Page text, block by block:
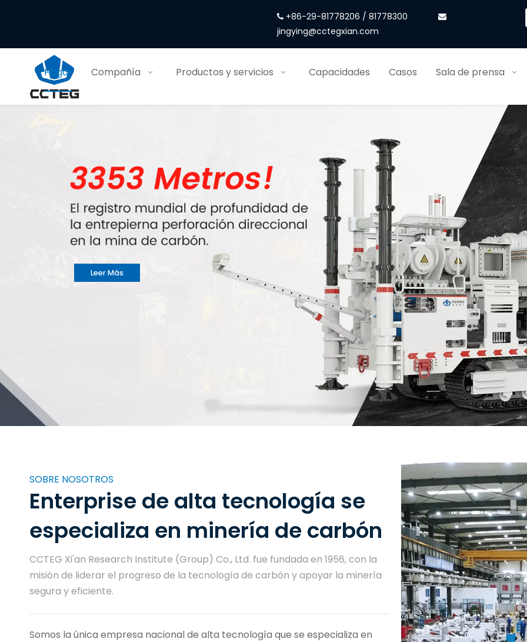
 +86-29-81778206 / 81778300
jingying@cctegxian.com
Hogar Compañía Productos y servicios Capacidades Casos Sala de prensa
Leer Más
SOBRE NOSOTROS
Enterprise de alta tecnología se
especializa en minería de carbón
CCTEG Xi'an Research Institute (Group) Co., Ltd. fue fundada en 1956, con la
misión de liderar el progreso de la tecnología de carbón y apoyar la minería
segura y eficiente.
Somos la única empresa nacional de alta tecnología que se especializa en